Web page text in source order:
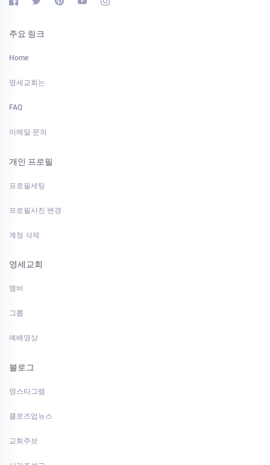
주요 링크
Home
영세교회는
FAQ
이메일 문의
개인 프로필
프로필세팅
프로필사진 변경
계정 삭제
영세교회
멤버
그룹
예배영상
블로그
영스타그램
클로즈업뉴스
교회주보